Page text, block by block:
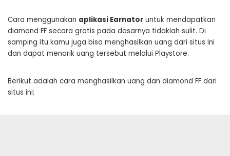
Cara menggunakan aplikasi Earnator untuk mendapatkan
diamond FF secara gratis pada dasarnya tidaklah sulit. Di
samping itu kamu juga bisa menghasilkan uang dari situs ini
dan dapat menarik uang tersebut melalui Playstore.
Berikut adalah cara menghasilkan uang dan diamond FF dari
situs ini;